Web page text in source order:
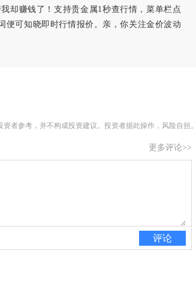
却赚钱了！支持贵金属1秒查行情，菜单栏点
便可知晓即时行情报价。亲，你关注金价波动
者参考，并不构成投资建议。投资者据此操作，风险自担。
更多评论>>
评论